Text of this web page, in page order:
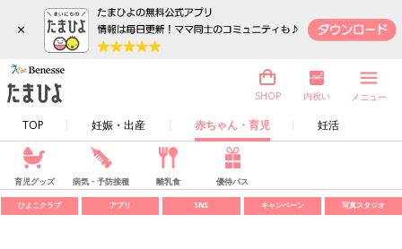
×
TOP 妊娠・出産 赤ちゃん・育児 妊活
SHOP 内祝い メニュー
育児グッズ 病気・予防接種 離乳食 優待パス
ひよこクラブ アプリ SNS キャンペーン 写真スタジオ